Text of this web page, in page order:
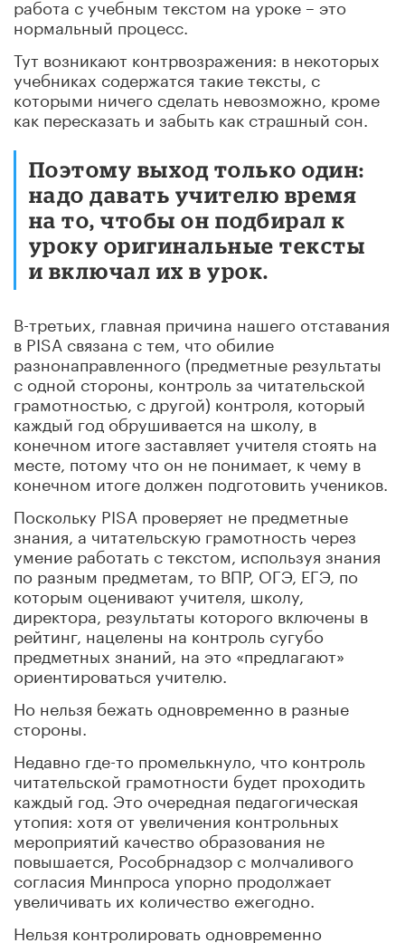
работа с учебным текстом на уроке – это
нормальный процесс.
Тут возникают контрвозражения: в некоторых
учебниках содержатся такие тексты, с
которыми ничего сделать невозможно, кроме
как пересказать и забыть как страшный сон.
Поэтому выход только один:
надо давать учителю время
на то, чтобы он подбирал к
уроку оригинальные тексты
и включал их в урок.
В-третьих, главная причина нашего отставания
в PISA связана с тем, что обилие
разнонаправленного (предметные результаты
с одной стороны, контроль за читательской
грамотностью, с другой) контроля, который
каждый год обрушивается на школу, в
конечном итоге заставляет учителя стоять на
месте, потому что он не понимает, к чему в
конечном итоге должен подготовить учеников.
Поскольку PISA проверяет не предметные
знания, а читательскую грамотность через
умение работать с текстом, используя знания
по разным предметам, то ВПР, ОГЭ, ЕГЭ, по
которым оценивают учителя, школу,
директора, результаты которого включены в
рейтинг, нацелены на контроль сугубо
предметных знаний, на это «предлагают»
ориентироваться учителю.
Но нельзя бежать одновременно в разные
стороны.
Недавно где-то промелькнуло, что контроль
читательской грамотности будет проходить
каждый год. Это очередная педагогическая
утопия: хотя от увеличения контрольных
мероприятий качество образования не
повышается, Рособрнадзор с молчаливого
согласия Минпроса упорно продолжает
увеличивать их количество ежегодно.
Нельзя контролировать одновременно